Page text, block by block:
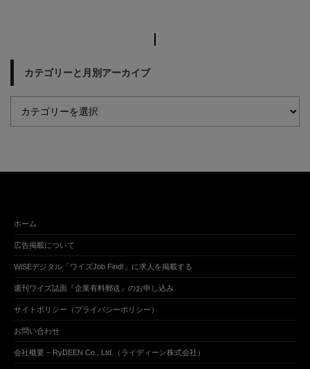
カテゴリーと月別アーカイブ
ホーム
広告掲載について
WiSEデジタル「ワイズJob Find!」に求人を掲載する
週刊ワイズ誌面『企業有料郵送』のお申し込み
サイトポリシー（プライバシーポリシー）
お問い合わせ
会社概要 – RyDEEN Co., Ltd.（ライディーン株式会社）